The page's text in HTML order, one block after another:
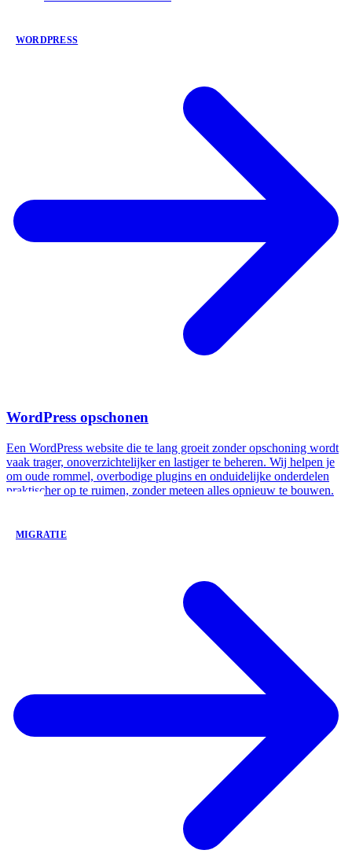
WORDPRESS
WordPress opschonen
Een WordPress website die te lang groeit zonder opschoning wordt
vaak trager, onoverzichtelijker en lastiger te beheren. Wij helpen je
om oude rommel, overbodige plugins en onduidelijke onderdelen
praktischer op te ruimen, zonder meteen alles opnieuw te bouwen.
MIGRATIE